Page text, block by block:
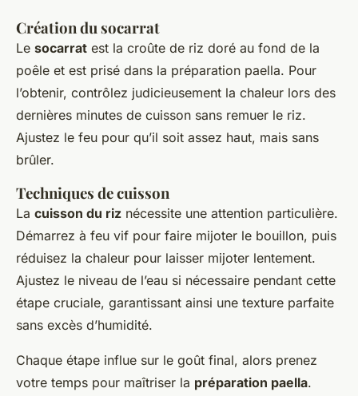
Création du socarrat
Le socarrat est la croûte de riz doré au fond de la
poêle et est prisé dans la préparation paella. Pour
l’obtenir, contrôlez judicieusement la chaleur lors des
dernières minutes de cuisson sans remuer le riz.
Ajustez le feu pour qu’il soit assez haut, mais sans
brûler.
Techniques de cuisson
La cuisson du riz nécessite une attention particulière.
Démarrez à feu vif pour faire mijoter le bouillon, puis
réduisez la chaleur pour laisser mijoter lentement.
Ajustez le niveau de l’eau si nécessaire pendant cette
étape cruciale, garantissant ainsi une texture parfaite
sans excès d’humidité.
Chaque étape influe sur le goût final, alors prenez
votre temps pour maîtriser la préparation paella.